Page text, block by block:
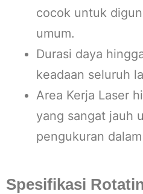
cocok untuk
umum.
Durasi daya
keadaan seluruh
Area Kerja Laser
yang sangat jauh
pengukuran
Spesifikasi